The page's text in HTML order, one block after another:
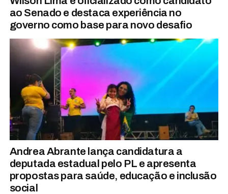
ao Senado e destaca experiência no
governo como base para novo desafio
Andrea Abrante lança candidatura a
deputada estadual pelo PL e apresenta
propostas para saúde, educação e inclusão
social